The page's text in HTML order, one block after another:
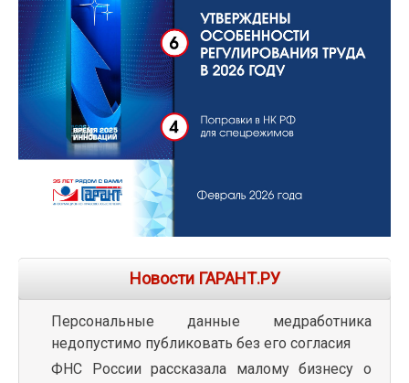
Новости ГАРАНТ.РУ
Персональные данные медработника
недопустимо публиковать без его согласия
ФНС России рассказала малому бизнесу о